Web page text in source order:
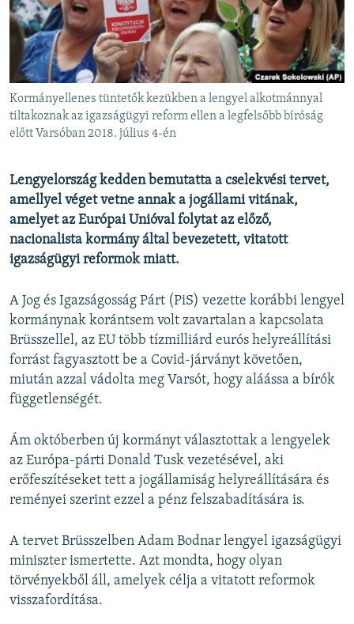
EURÓPAI UNIÓ
VILÁG
KLÍMAVÁLTOZÁS
A MÚLT TANULSÁGAI
Valamennyi RFE/RL weboldal
Kormányellenes tüntetők kezükben a lengyel alkotmánnyal
tiltakoznak az igazságügyi reform ellen a legfelsőbb bíróság
előtt Varsóban 2018. július 4-én
Lengyelország kedden bemutatta a cselekvési tervet,
amellyel véget vetne annak a jogállami vitának,
amelyet az Európai Unióval folytat az előző,
nacionalista kormány által bevezetett, vitatott
igazságügyi reformok miatt.
A Jog és Igazságosság Párt (PiS) vezette korábbi lengyel
kormánynak korántsem volt zavartalan a kapcsolata
Brüsszellel, az EU több tízmilliárd eurós helyreállítási
forrást fagyasztott be a Covid-járványt követően,
miután azzal vádolta meg Varsót, hogy aláássa a bírók
függetlenségét.
Ám októberben új kormányt választottak a lengyelek
az Európa-párti Donald Tusk vezetésével, aki
erőfeszítéseket tett a jogállamiság helyreállítására és
reményei szerint ezzel a pénz felszabadítására is.
A tervet Brüsszelben Adam Bodnar lengyel igazságügyi
miniszter ismertette. Azt mondta, hogy olyan
törvényekből áll, amelyek célja a vitatott reformok
visszafordítása.